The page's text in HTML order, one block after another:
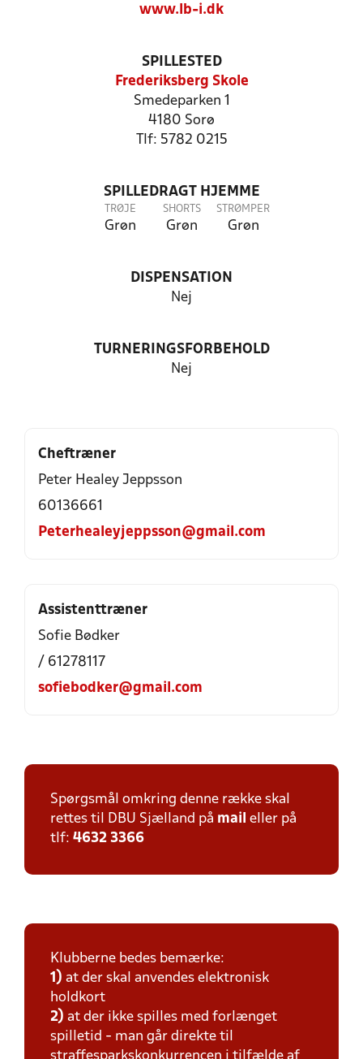
www.lb-i.dk
SPILLESTED
Frederiksberg Skole
Smedeparken 1
4180 Sorø
Tlf: 5782 0215
SPILLEDRAGT HJEMME
TRØJE
Grøn
SHORTS
Grøn
STRØMPER
Grøn
DISPENSATION
Nej
TURNERINGSFORBEHOLD
Nej
Cheftræner
Peter Healey Jeppsson
60136661
Peterhealeyjeppsson@gmail.com
Assistenttræner
Sofie Bødker
/ 61278117
sofiebodker@gmail.com
Spørgsmål omkring denne række skal
rettes til DBU Sjælland på mail eller på
tlf: 4632 3366
Klubberne bedes bemærke:
1) at der skal anvendes elektronisk
holdkort
2) at der ikke spilles med forlænget
spilletid - man går direkte til
straffesparkskonkurrencen i tilfælde af